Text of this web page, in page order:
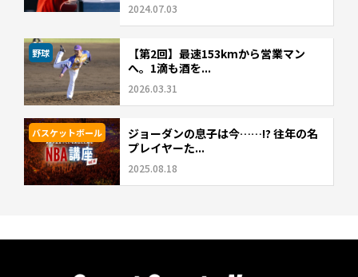
2024.07.03
野球
【第2回】最速153kmから営業マン
へ。1滴も酒を...
2026.03.31
バスケットボール
ジョーダンの息子は今……!? 往年の名
プレイヤーた...
2025.08.18